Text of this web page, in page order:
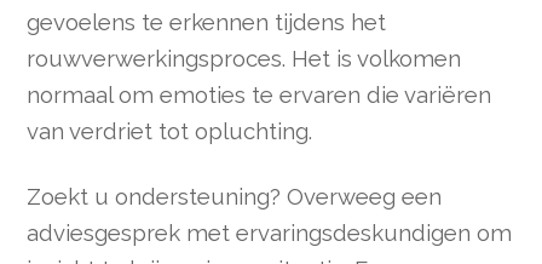
gevoelens te erkennen tijdens het
rouwverwerkingsproces. Het is volkomen
normaal om emoties te ervaren die variëren
van verdriet tot opluchting.
Zoekt u ondersteuning? Overweeg een
adviesgesprek met ervaringsdeskundigen om